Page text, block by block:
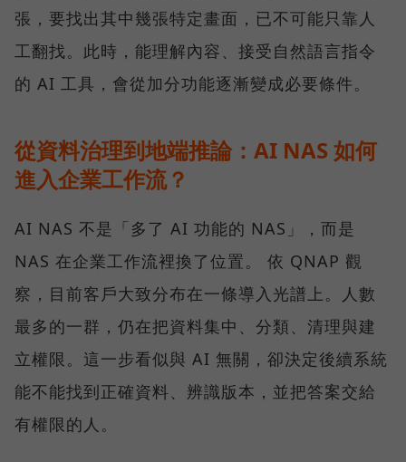
張，要找出其中幾張特定畫面，已不可能只靠人
工翻找。此時，能理解內容、接受自然語言指令
的 AI 工具，會從加分功能逐漸變成必要條件。
從資料治理到地端推論：AI NAS 如何
進入企業工作流？
AI NAS 不是「多了 AI 功能的 NAS」，而是
NAS 在企業工作流裡換了位置。 依 QNAP 觀
察，目前客戶大致分布在一條導入光譜上。人數
最多的一群，仍在把資料集中、分類、清理與建
立權限。這一步看似與 AI 無關，卻決定後續系統
能不能找到正確資料、辨識版本，並把答案交給
有權限的人。